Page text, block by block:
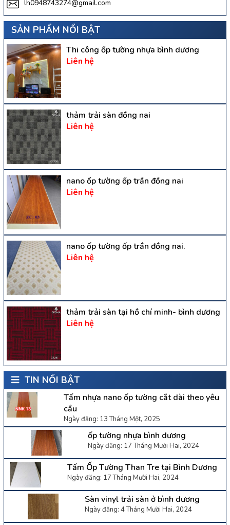
lh0948743274@gmail.com
SẢN PHẨM NỔI BẬT
Thi công ốp tường nhựa bình dương
Liên hệ
thảm trải sàn đồng nai
Liên hệ
nano ốp tường ốp trần đồng nai
Liên hệ
nano ốp tường ốp trần đồng nai.
Liên hệ
thảm trải sàn tại hồ chí minh- bình dương
Liên hệ
TIN NỔI BẬT
Tấm nhựa nano ốp tường cắt dài theo yêu
cầu
Ngày đăng: 13 Tháng Một, 2025
ốp tường nhựa bình dương
Ngày đăng: 17 Tháng Mười Hai, 2024
Tấm Ốp Tường Than Tre tại Bình Dương
Ngày đăng: 17 Tháng Mười Hai, 2024
Sàn vinyl trải sàn ở bình dương
Ngày đăng: 4 Tháng Mười Hai, 2024